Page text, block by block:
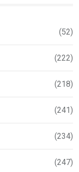
(52)
(222)
(218)
(241)
(234)
(247)